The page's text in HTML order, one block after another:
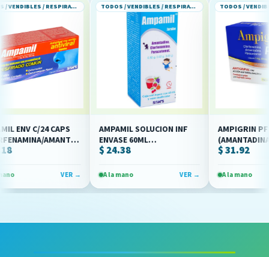
TODOS / VENDIBLES / RESPIRATORIOS
C/24 CAPS
AMANTADINA/PARACETAMOL)
VER →
TODOS / VENDIBLES / RESPIRATORIOS
AMPAMIL SOLUCION INF
ENVASE 60ML
(AMANTADINA/CLORFENAMINA/PARACETAMOL)
$ 24.38
A la mano VER →
AMPIGRIN PFC C/
(AMANTADINA,
CLORFENAMINA,
$ 31.92
A la mano